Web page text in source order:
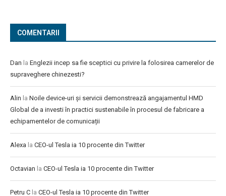
COMENTARII
Dan la Englezii incep sa fie sceptici cu privire la folosirea camerelor de
supraveghere chinezesti?
Alin la Noile device-uri și servicii demonstrează angajamentul HMD
Global de a investi în practici sustenabile în procesul de fabricare a
echipamentelor de comunicații
Alexa la CEO-ul Tesla ia 10 procente din Twitter
Octavian la CEO-ul Tesla ia 10 procente din Twitter
Petru C la CEO-ul Tesla ia 10 procente din Twitter